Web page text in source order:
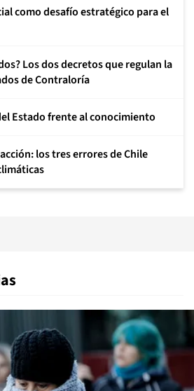
como desafío estratégico para el
Los dos decretos que regulan la
de Contraloría
Estado frente al conocimiento
los tres errores de Chile